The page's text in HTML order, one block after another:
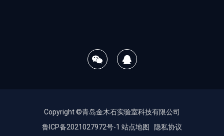
Copyright ©青岛金木石实验室科技有限公司
鲁ICP备2021027972号-1 站点地图 隐私协议